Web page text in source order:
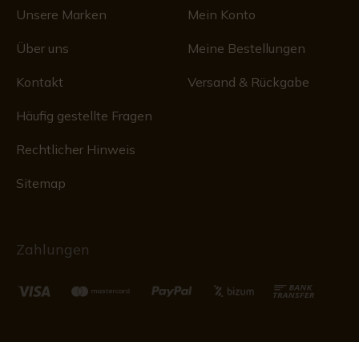
Unsere Marken
Über uns
Kontakt
Häufig gestellte Fragen
Rechtlicher Hinweis
Sitemap
Mein Konto
Meine Bestellungen
Versand & Rückgabe
Zahlungen